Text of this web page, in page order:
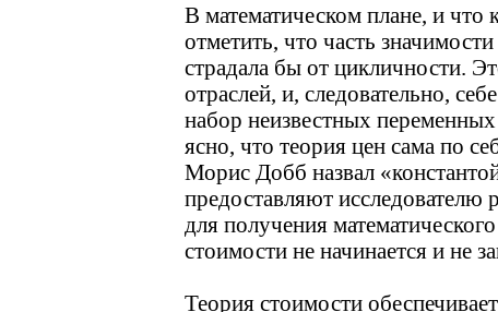
В математическом плане, и что
отметить, что часть
страдала бы от цикличности.
отраслей, и, следовательно,
набор неизвестных
ясно, что теория цен сама по
Морис Добб назвал
предоставляют
для получения
стоимости не начинается и не
Теория стоимости